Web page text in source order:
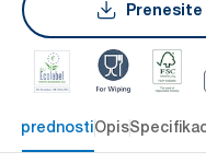
prednostiOpis